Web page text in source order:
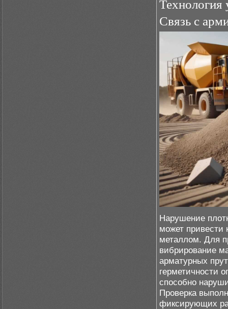
Технология
Связь с
Нарушение
может привести
металлом. Для
вибрирование
арматурных
герметичности
способно
Проверка
фиксирующих